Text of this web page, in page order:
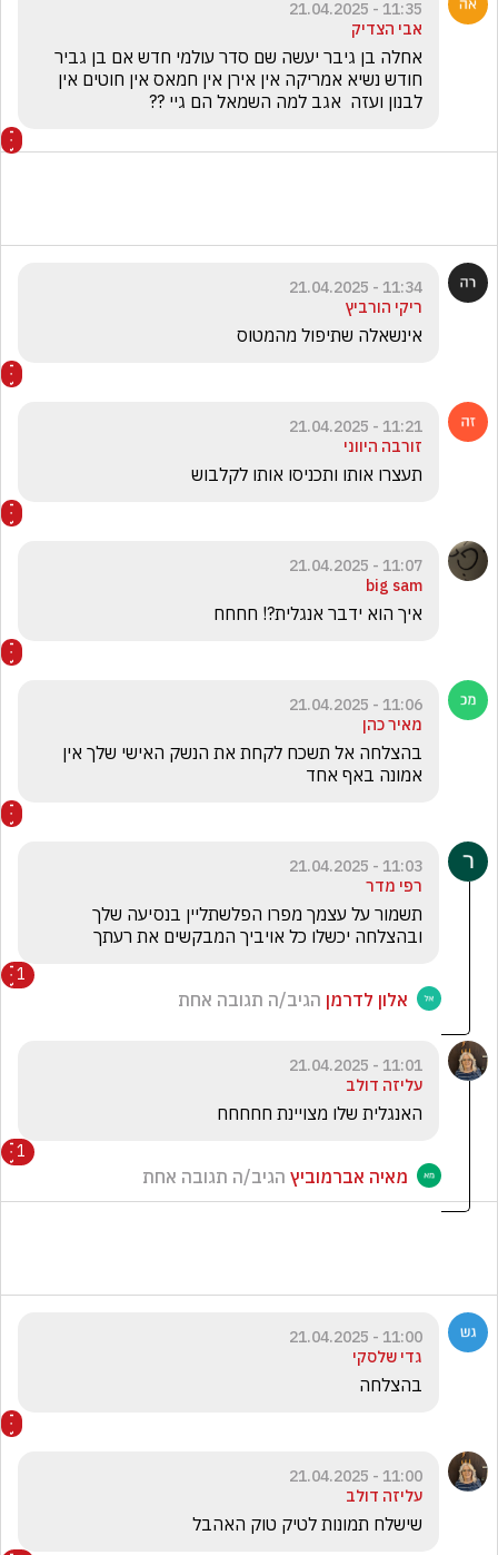
11:35 - 21.04.2025
אבי הצדיק
לבנון ועזה  אגב למה השמאל הם גיי ??
11:34 - 21.04.2025
ריקי הורביץ
אינשאלה שתיפול מהמטוס
11:21 - 21.04.2025
זורבה היווני
תעצרו אותו ותכניסו אותו לקלבוש
11:07 - 21.04.2025
big sam
איך הוא ידבר אנגלית?! חחחח
11:06 - 21.04.2025
מאיר כהן
אמונה באף אחד
11:03 - 21.04.2025
רפי מדר
ובהצלחה יכשלו כל אויביך המבקשים את רעתך
1
אלון לדרמן הגיב/ה תגובה אחת
11:01 - 21.04.2025
עליזה דולב
האנגלית שלו מצויינת חחחחח
1
מאיה אברמוביץ הגיב/ה תגובה אחת
11:00 - 21.04.2025
גדי שלסקי
בהצלחה
11:00 - 21.04.2025
עליזה דולב
שישלח תמונות לטיק טוק האהבל